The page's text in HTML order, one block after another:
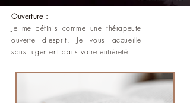
Ouverture :
Je me définis comme une thérapeute
ouverte d'esprit. Je vous accueille
sans jugement dans votre entièreté.